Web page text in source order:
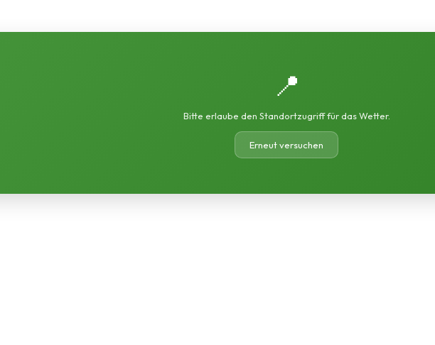
📍
Bitte erlaube den Standortzugriff für das Wetter.
Erneut versuchen